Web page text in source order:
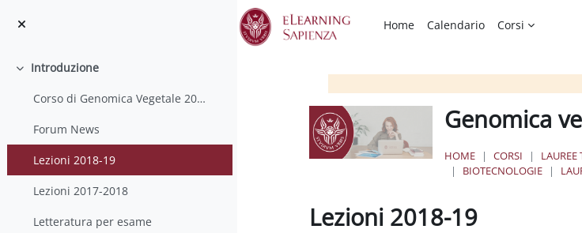
Home
Calendario Corsi
Minimizza
Introduzione
Corso di Genomica Vegetale 2020-21
Forum News
Lezioni 2018-19
Lezioni 2017-2018
Letteratura per esame
Genomica
HOME CORSI
BIOTECNOLOGIE
Lezioni 2018-19